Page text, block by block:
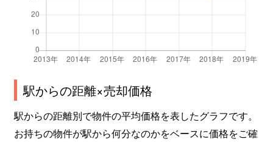
駅からの距離×売却価格
駅からの距離別で物件の平均価格を表したグラフです。
お持ちの物件が駅から何分なのかをベースに価格をご確